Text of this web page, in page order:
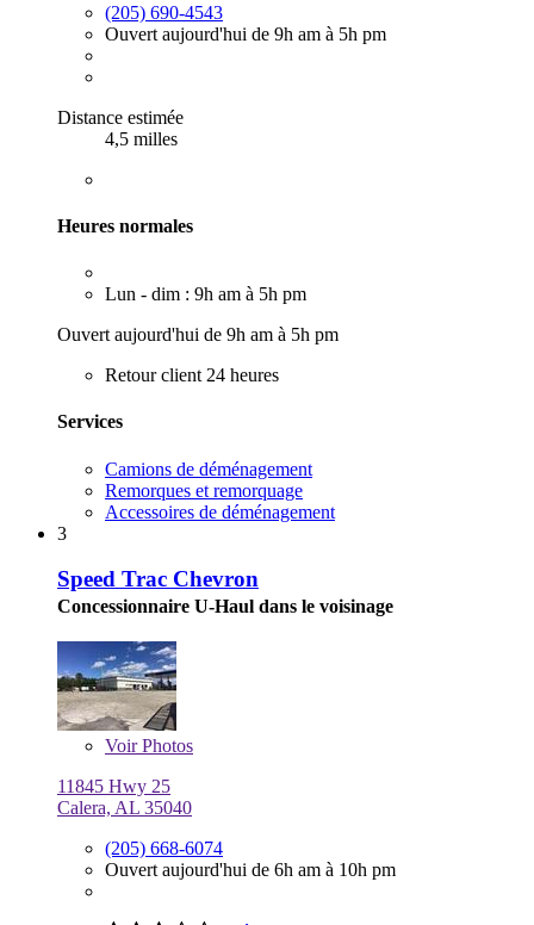
(205) 690-4543
Ouvert aujourd'hui de 9h am à 5h pm
Distance estimée
4,5 milles
Heures normales
Lun - dim : 9h am à 5h pm
Ouvert aujourd'hui de 9h am à 5h pm
Retour client 24 heures
Services
Camions de déménagement
Remorques et remorquage
Accessoires de déménagement
3
Speed Trac Chevron
Concessionnaire U-Haul dans le voisinage
VoirPhotos
11845 Hwy 25
Calera, AL 35040
(205) 668-6074
Ouvert aujourd'hui de 6h am à 10h pm